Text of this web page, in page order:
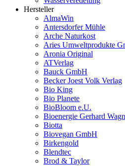
Hersteller
AlmaWin
Antersdorfer Mühle
Arche Naturkost
Aries Umweltprodukte
Aronia Original
ATVerlag
Bauck GmbH
Becker Joest Volk Verlag
Bio King
Bio Planete
BioBloom e.U.
Bioenergie Gerhard
Biotta
Biovegan GmbH
Birkengold
Blendtec
Brod & Taylor